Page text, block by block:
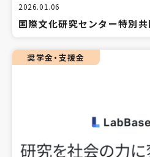
2026.01.06
国際文化研究センター特別
奨学金・支援金